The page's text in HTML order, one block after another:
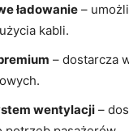
ładowanie –
kabli.
– dostarcza
wentylacji –